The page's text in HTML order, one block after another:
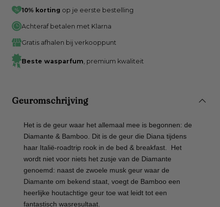
10% korting op je eerste bestelling
Achteraf betalen met Klarna
Gratis afhalen bij verkooppunt
Beste wasparfum , premium kwaliteit
Geuromschrijving
Het is de geur waar het allemaal mee is begonnen: de
Diamante & Bamboo. Dit is de geur die Diana tijdens
haar Italië-roadtrip rook in de bed & breakfast.
Het
wordt niet voor niets het zusje van de Diamante
genoemd: naast de zwoele musk geur waar de
Diamante om bekend staat, voegt de Bamboo een
heerlijke houtachtige geur toe wat leidt tot een
fantastisch wasresultaat.